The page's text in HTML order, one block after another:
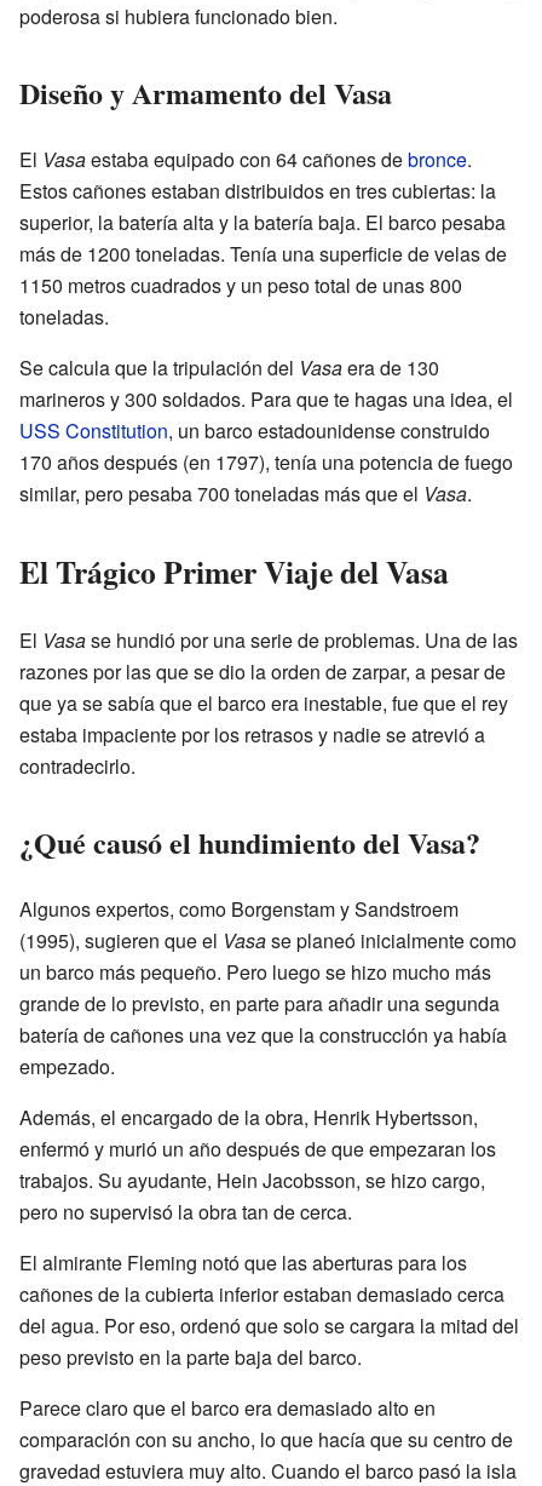
poderosa si hubiera funcionado bien.
Diseño y Armamento del Vasa
El Vasaestaba equipado con 64 cañones debronce.
Estos cañones estaban distribuidos en tres cubiertas: la
superior, la batería alta y la batería baja. El barco pesaba
más de 1200 toneladas. Tenía una superficie de velas de
1150 metros cuadrados y un peso total de unas 800
toneladas.
Se calcula que la tripulación del Vasaera de 130
marineros y 300 soldados. Para que te hagas una idea, el
USS Constitution, un barco estadounidense construido
170 años después (en 1797), tenía una potencia de fuego
similar, pero pesaba 700 toneladas más que el Vasa.
El Trágico Primer Viaje del Vasa
El Vasase hundió por una serie de problemas. Una de las
razones por las que se dio la orden de zarpar, a pesar de
que ya se sabía que el barco era inestable, fue que el rey
estaba impaciente por los retrasos y nadie se atrevió a
contradecirlo.
¿Qué causó el hundimiento del Vasa?
Algunos expertos, como Borgenstam y Sandstroem
(1995), sugieren que el Vasase planeó inicialmente como
un barco más pequeño. Pero luego se hizo mucho más
grande de lo previsto, en parte para añadir una segunda
batería de cañones una vez que la construcción ya había
empezado.
Además, el encargado de la obra, Henrik Hybertsson,
enfermó y murió un año después de que empezaran los
trabajos. Su ayudante, Hein Jacobsson, se hizo cargo,
pero no supervisó la obra tan de cerca.
El almirante Fleming notó que las aberturas para los
cañones de la cubierta inferior estaban demasiado cerca
del agua. Por eso, ordenó que solo se cargara la mitad del
peso previsto en la parte baja del barco.
Parece claro que el barco era demasiado alto en
comparación con su ancho, lo que hacía que su centro de
gravedad estuviera muy alto. Cuando el barco pasó la isla